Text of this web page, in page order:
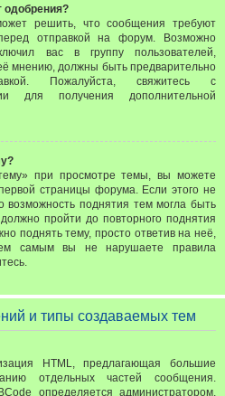
одобрения?
решить, что сообщения требуют
отправкой на форум. Возможно
вас в группу пользователей,
мнению, должны быть предварительно
Пожалуйста, свяжитесь с
для получения дополнительной
при просмотре темы, вы можете
страницы форума. Если этого не
возможность поднятия тем могла быть
пройти до повторного поднятия
поднять тему, просто ответив на неё,
самым вы не нарушаете правила
и типы создаваемых тем
HTML, предлагающая большие
отдельных частей сообщения.
определяется администратором,